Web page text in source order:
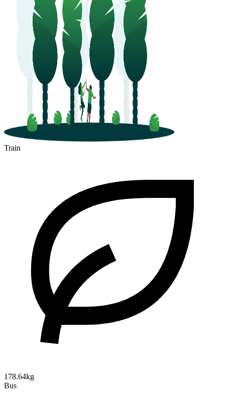
Train
178.64kg
Bus